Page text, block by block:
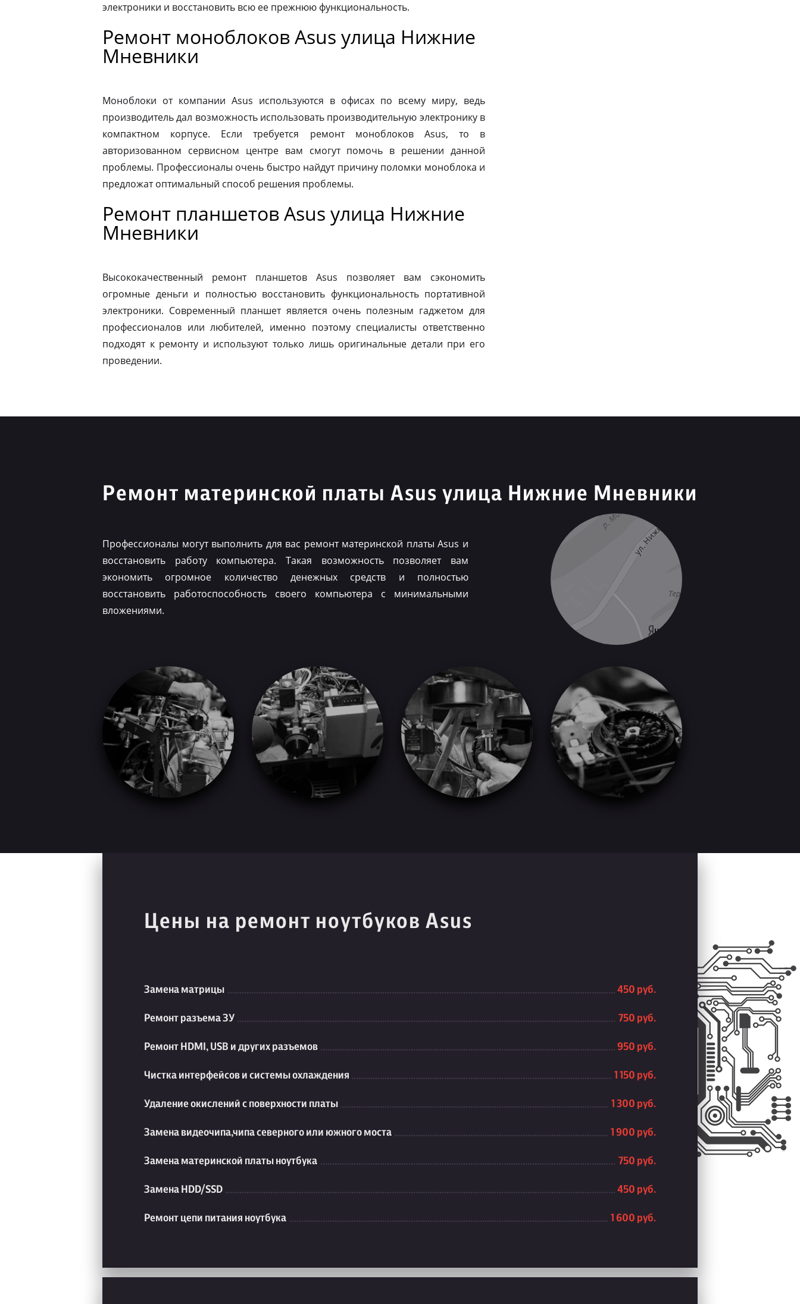
электроники и восстановить всю ее прежнюю функциональность.
Ремонт моноблоков Asus улица Нижние
Мневники
Моноблоки от компании Asus используются в офисах по всему миру, ведь
производитель дал возможность использовать производительную электронику в
компактном корпусе. Если требуется ремонт моноблоков Asus, то в
авторизованном сервисном центре вам смогут помочь в решении данной
проблемы. Профессионалы очень быстро найдут причину поломки моноблока и
предложат оптимальный способ решения проблемы.
Ремонт планшетов Asus улица Нижние
Мневники
Высококачественный ремонт планшетов Asus позволяет вам сэкономить
огромные деньги и полностью восстановить функциональность портативной
электроники. Современный планшет является очень полезным гаджетом для
профессионалов или любителей, именно поэтому специалисты ответственно
подходят к ремонту и используют только лишь оригинальные детали при его
проведении.
Ремонт материнской платы Asus улица Нижние Мневники
Профессионалы могут выполнить для вас ремонт материнской платы Asus и
восстановить работу компьютера. Такая возможность позволяет вам
экономить огромное количество денежных средств и полностью
восстановить работоспособность своего компьютера с минимальными
вложениями.
Цены на ремонт ноутбуков Asus
Замена матрицы 450 руб.
Ремонт разъема ЗУ 750 руб.
Ремонт HDMI, USB и других разъемов 950 руб.
Чистка интерфейсов и системы охлаждения 1 150 руб.
Удаление окислений с поверхности платы 1 300 руб.
Замена видеочипа,чипа северного или южного моста 1 900 руб.
Замена материнской платы ноутбука 750 руб.
Замена HDD/SSD 450 руб.
Ремонт цепи питания ноутбука 1 600 руб.